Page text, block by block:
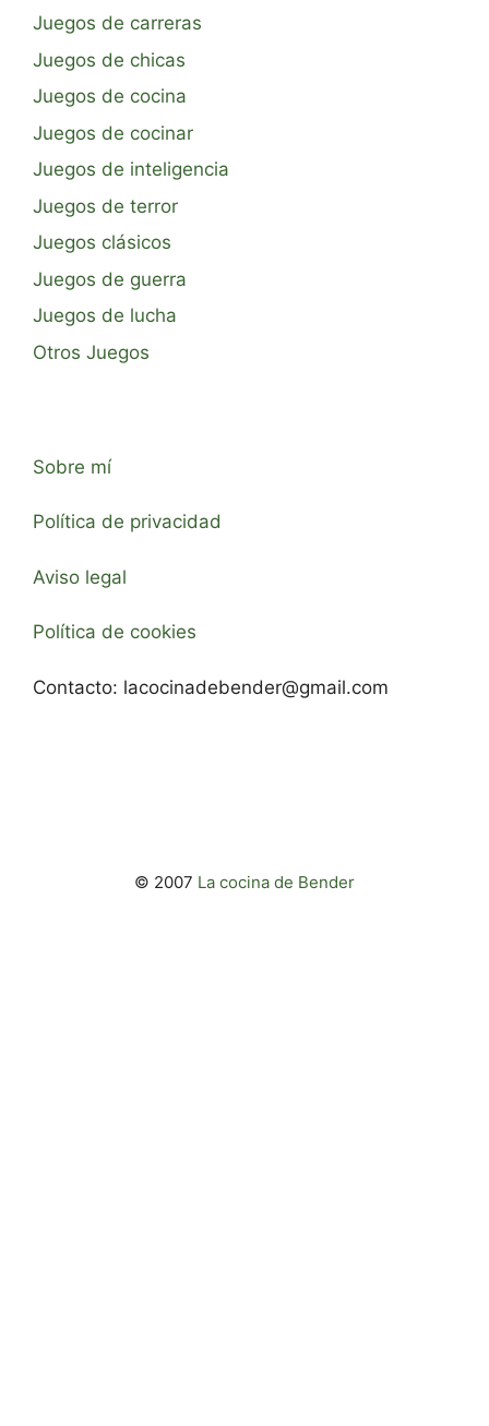
Juegos de carreras
Juegos de chicas
Juegos de cocina
Juegos de cocinar
Juegos de inteligencia
Juegos de terror
Juegos clásicos
Juegos de guerra
Juegos de lucha
Otros Juegos
Sobre mí
Política de privacidad
Aviso legal
Política de cookies
Contacto: lacocinadebender@gmail.com
© 2007 La cocina de Bender